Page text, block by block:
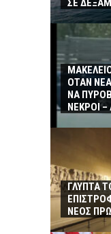
ΣΕ
ΟΤΑΝ
ΝΑ
ΝΕΚΡΟΙ –
ΓΛΥΠΤΑ
ΝΕΟΣ